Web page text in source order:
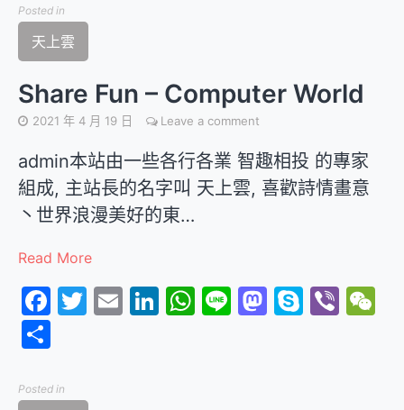
Posted in
天上雲
Share Fun – Computer World
2021 年 4 月 19 日 Leave a comment
admin本站由一些各行各業 智趣相投 的專家
組成, 主站長的名字叫 天上雲, 喜歡詩情畫意
丶世界浪漫美好的東…
Read More
Facebook
Twitter
EmailLinkedIn
WhatsApp
LineMastodon
Skype
Posted in